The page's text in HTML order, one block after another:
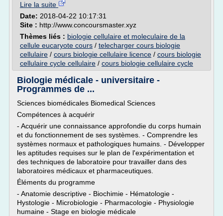
Lire la suite
Date: 2018-04-22 10:17:31
Site : http://www.concoursmaster.xyz
Thèmes liés : biologie cellulaire et moleculaire de la
cellule eucaryote cours / telecharger cours biologie
cellulaire / cours biologie cellulaire licence / cours biologie
cellulaire cycle cellulaire / cours biologie cellulaire cycle
Biologie médicale - universitaire -
Programmes de ...
Sciences biomédicales Biomedical Sciences
Compétences à acquérir
- Acquérir une connaissance approfondie du corps humain
et du fonctionnement de ses systèmes. - Comprendre les
systèmes normaux et pathologiques humains. - Développer
les aptitudes requises sur le plan de l'expérimentation et
des techniques de laboratoire pour travailler dans des
laboratoires médicaux et pharmaceutiques.
Éléments du programme
- Anatomie descriptive - Biochimie - Hématologie -
Hystologie - Microbiologie - Pharmacologie - Physiologie
humaine - Stage en biologie médicale